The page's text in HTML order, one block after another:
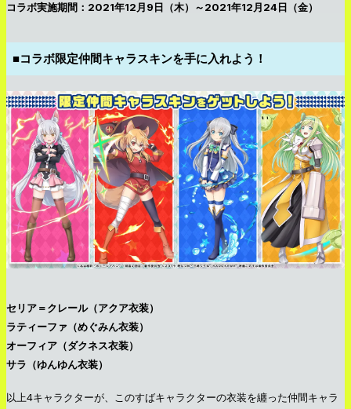
コラボ実施期間：2021年12月9日（木）～2021年12月24日（金）
■コラボ限定仲間キャラスキンを手に入れよう！
セリア＝クレール（アクア衣装）
ラティーファ（めぐみん衣装）
オーフィア（ダクネス衣装）
サラ（ゆんゆん衣装）
以上4キャラクターが、このすばキャラクターの衣装を纏った仲間キャラ